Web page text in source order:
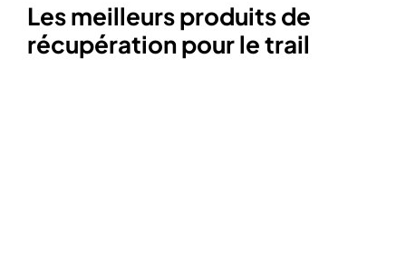
Les meilleurs produits de
récupération pour le trail